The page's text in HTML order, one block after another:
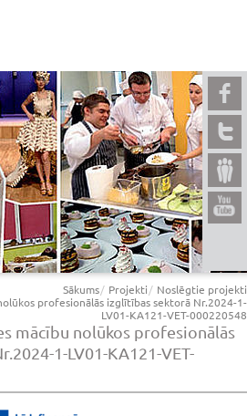
Sākums Projekti
Noslēgtie projekti
profesionālās izglītības sektorā Nr.2024-1-
LV01-KA121-VET-000220548
mācību nolūkos profesionālās
1-LV01-KA121-VET-